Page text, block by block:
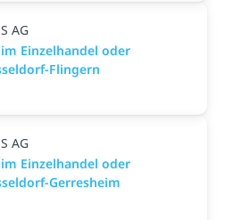
AG
Einzelhandel oder
Flingern
AG
Einzelhandel oder
Gerresheim